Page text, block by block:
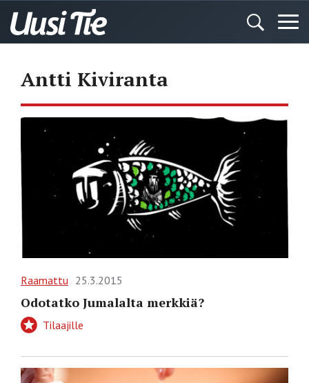
Antti Kiviranta
Raamattu 25.3.2015
Odotatko Jumalalta merkkiä?
Tilaajille